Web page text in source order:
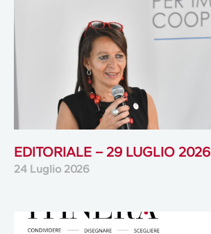
EDITORIALE – 29 LUGLIO 2026
24 Luglio 2026